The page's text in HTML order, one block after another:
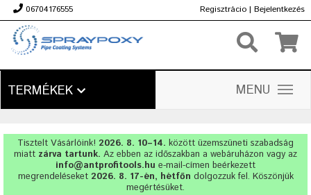
06704176555 Regisztrácio | Bejelentkezés
TERMÉKEK MENU
Tisztelt Vásárlóink! 2026. 8. 10–14. között üzemszüneti szabadság
miatt zárva tartunk. Az ebben az időszakban a webáruházon vagy az
info@antprofitools.hu e-mail-címen beérkezett
megrendeléseket 2026. 8. 17-én, hétfőn dolgozzuk fel. Köszönjük
megértésüket.